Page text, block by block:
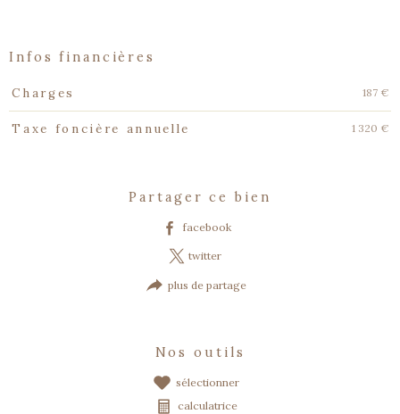
infos financières
Caractéristiques
Charges 187 €
Taxe foncière annuelle 1 320 €
partager ce bien
facebook
twitter
plus de partage
nos outils
sélectionner
calculatrice